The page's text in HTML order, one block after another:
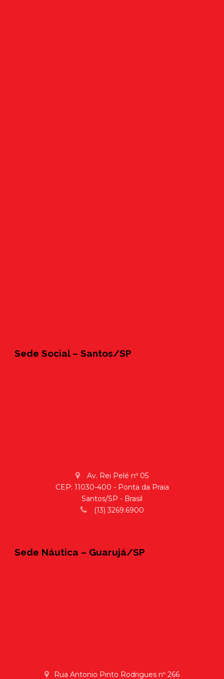
Sede Social – Santos/SP
Av. Rei Pelé nº 05
CEP: 11030-400 - Ponta da Praia
Santos/SP - Brasil
(13) 3269.6900
Sede Náutica – Guarujá/SP
Rua Antonio Pinto Rodrigues nº 266